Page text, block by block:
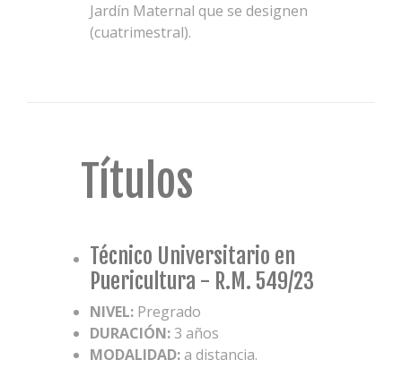
Jardín Maternal que se designen
(cuatrimestral).
Títulos
Técnico Universitario en
Puericultura - R.M. 549/23
NIVEL: Pregrado
DURACIÓN:3 años
MODALIDAD:a distancia.